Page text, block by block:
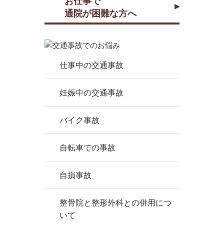
通院が困難な方へ
仕事中の交通事故
妊娠中の交通事故
バイク事故
自転車での事故
自損事故
整骨院と整形外科との併用につ
いて